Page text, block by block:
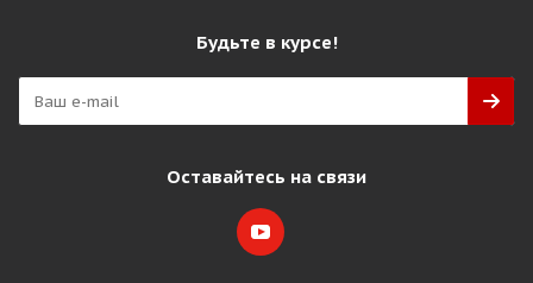
Будьте в курсе!
Оставайтесь на связи